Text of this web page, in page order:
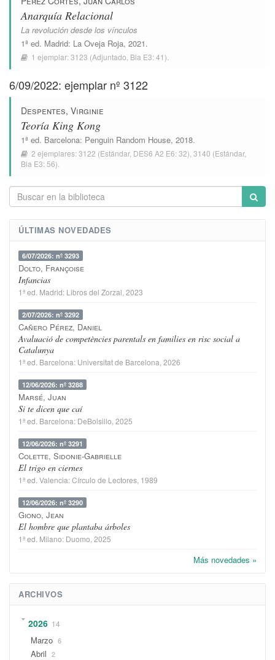
Anarquía Relacional
La revolución desde los vínculos
1ª ed. Madrid: La Oveja Roja, 2021.
1 ejemplar:3123 (Adjuntado, Bla E3: 41).
6/09/2022: ejemplar nº 3122
Despentes, Virginie
Teoría King Kong
1ª ed. Barcelona: Penguin Random House, 2018.
2 ejemplares:3122 (Estándar, DES6 A2 E6: 32), 3140 (Estándar,
Bla E3: 56).
ÚLTIMAS NOVEDADES
6/07/2026: nº 3293
Dolto, Françoise
Infancias
1ª ed. Madrid: Libros del Zorzal , 2023
2/07/2026: nº 3292
Cañero Pérez, Daniel
Avaluació de competències parentals en families en risc social a
Catalunya
1ª ed. Barcelona: Universitat de Barcelona , 2026
12/06/2026: nº 3288
Marsé, Juan
Si te dicen que caí
1ª ed. Barcelona: DeBolsillo , 2025
12/06/2026: nº 3291
Colette, Sidonie-Gabrielle
El trigo en ciernes
1ª ed. Valencia:Círculo de Lectores , 1989
12/06/2026: nº 3290
Giono, Jean
El hombre que plantaba árboles
1ª ed. Milano: Duomo , 2025
Más novedades »
ARCHIVOS
2026 14
Marzo 6
Abril 2